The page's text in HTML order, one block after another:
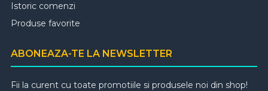
Istoric comenzi
Produse favorite
ABONEAZA-TE LA NEWSLETTER
Fii la curent cu toate promotiile si produsele noi din shop!